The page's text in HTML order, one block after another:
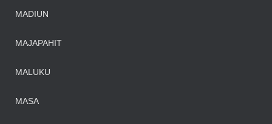
MADIUN
MAJAPAHIT
MALUKU
MASA